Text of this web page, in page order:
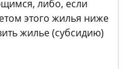
либо, если
этого жилья ниже
жилье (субсидию)